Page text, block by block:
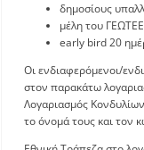
δημοσίους
μέλη του
early bird 20
Οι ενδιαφερόμενοι/
στον παρακάτω
Λογαριασμός
το όνομά τους και τον